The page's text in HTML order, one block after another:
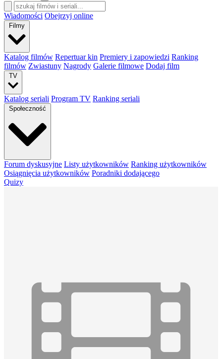
Wiadomości Obejrzyj online
Filmy
Katalog filmów Repertuar kin Premiery i zapowiedzi Ranking
filmów Zwiastuny Nagrody Galerie filmowe Dodaj film
TV
Katalog seriali Program TV Ranking seriali
Społeczność
Forum dyskusyjne Listy użytkowników Ranking użytkowników
Osiągnięcia użytkowników Poradniki dodającego
Quizy